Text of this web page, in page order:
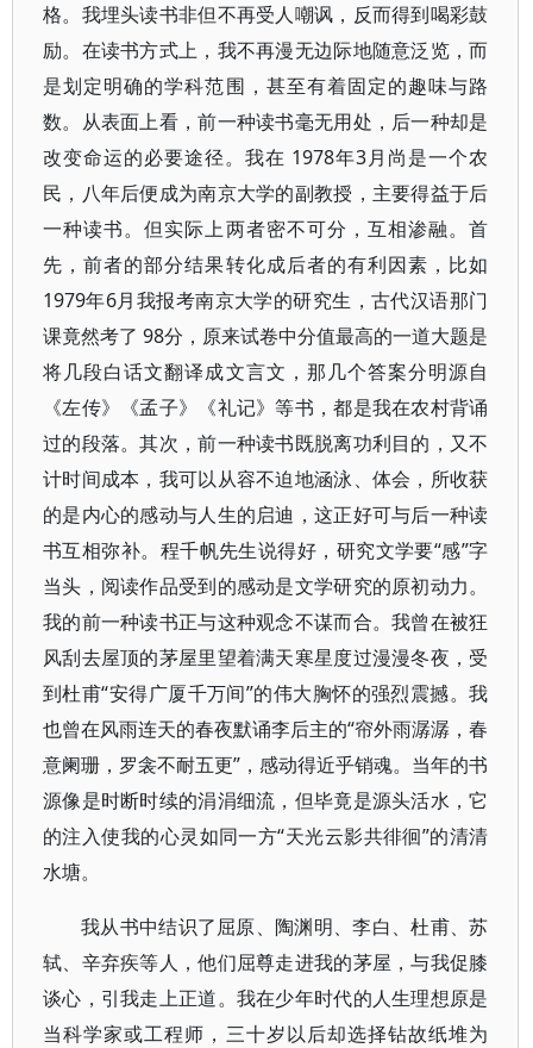
格。我埋头读书非但不再受人嘲讽，反而得到喝彩鼓
励。在读书方式上，我不再漫无边际地随意泛览，而
是划定明确的学科范围，甚至有着固定的趣味与路
数。从表面上看，前一种读书毫无用处，后一种却是
改变命运的必要途径。我在 1978年3月尚是一个农
民，八年后便成为南京大学的副教授，主要得益于后
一种读书。但实际上两者密不可分，互相渗融。首
先，前者的部分结果转化成后者的有利因素，比如
1979年6月我报考南京大学的研究生，古代汉语那门
课竟然考了 98分，原来试卷中分值最高的一道大题是
将几段白话文翻译成文言文，那几个答案分明源自
《左传》《孟子》《礼记》等书，都是我在农村背诵
过的段落。其次，前一种读书既脱离功利目的，又不
计时间成本，我可以从容不迫地涵泳、体会，所收获
的是内心的感动与人生的启迪，这正好可与后一种读
书互相弥补。程千帆先生说得好，研究文学要“感”字
当头，阅读作品受到的感动是文学研究的原初动力。
我的前一种读书正与这种观念不谋而合。我曾在被狂
风刮去屋顶的茅屋里望着满天寒星度过漫漫冬夜，受
到杜甫“安得广厦千万间”的伟大胸怀的强烈震撼。我
也曾在风雨连天的春夜默诵李后主的“帘外雨潺潺，春
意阑珊，罗衾不耐五更”，感动得近乎销魂。当年的书
源像是时断时续的涓涓细流，但毕竟是源头活水，它
的注入使我的心灵如同一方“天光云影共徘徊”的清清
水塘。
我从书中结识了屈原、陶渊明、李白、杜甫、苏
轼、辛弃疾等人，他们屈尊走进我的茅屋，与我促膝
谈心，引我走上正道。我在少年时代的人生理想原是
当科学家或工程师，三十岁以后却选择钻故纸堆为